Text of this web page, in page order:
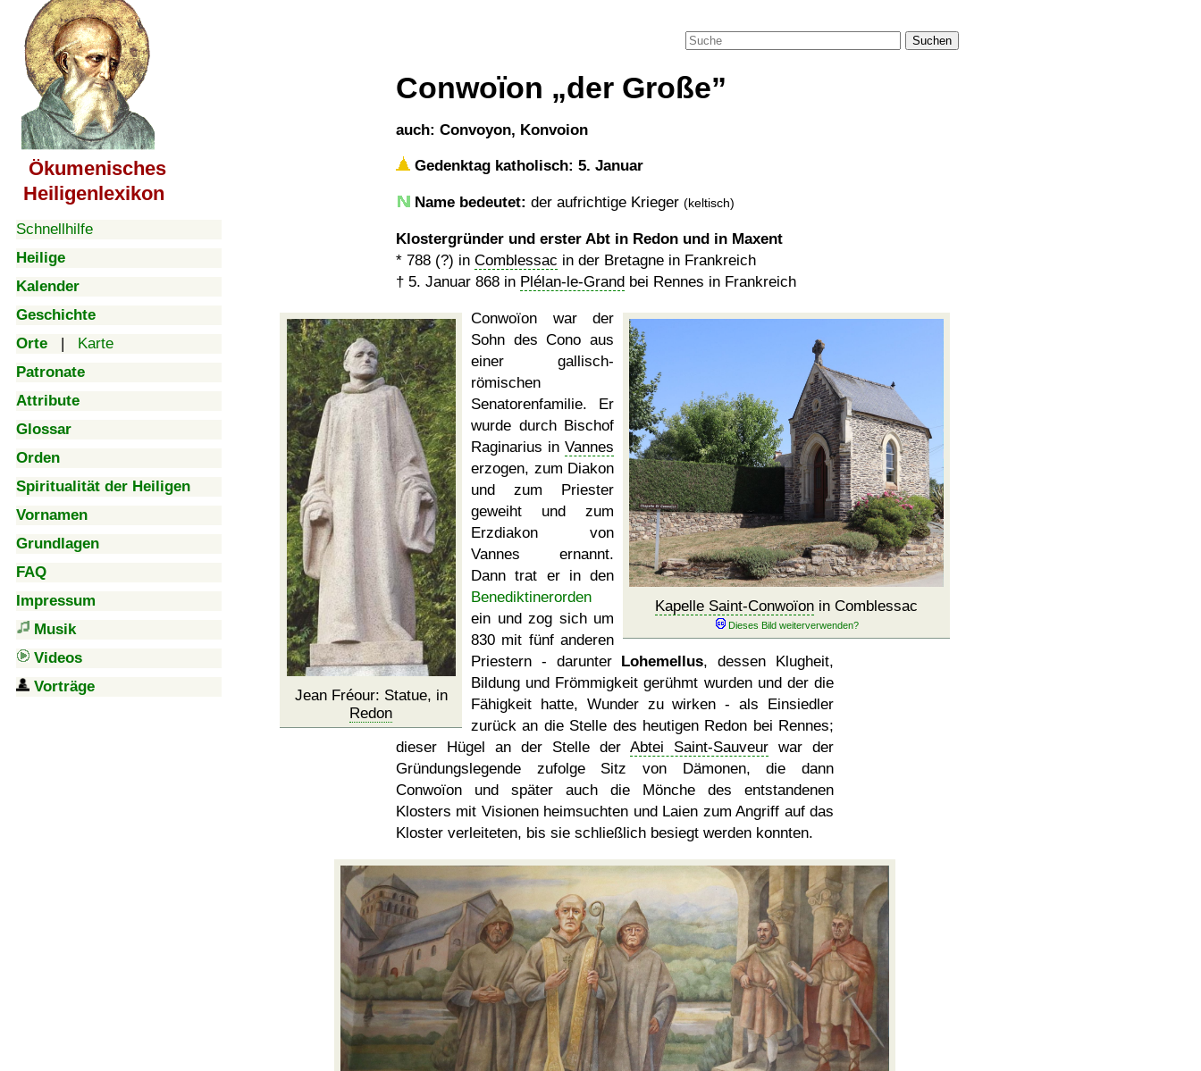
Ökumenisches
Heiligenlexikon
Schnellhilfe
Heilige
Kalender
Geschichte
Orte | Karte
Patronate
Attribute
Glossar
Orden
Spiritualität der Heiligen
Vornamen
Grundlagen
FAQ
Impressum
Musik
Videos
Vorträge
Suchen
Conwoïon der Große
auch: Convoyon, Konvoion
Gedenktag katholisch: 5. Januar
Name bedeutet: der aufrichtige Krieger (keltisch)
Klostergründer und erster Abt in Redon und in Maxent
* 788 (?) in Comblessac in der Bretagne in Frankreich
† 5. Januar 868 in Plélan-le-Grand bei Rennes in Frankreich
Jean Fréour: Statue, in
Redon
Kapelle Saint-Conwoïon in Comblessac
Conwoïon war der
Sohn des Cono aus
einer gallisch-
römischen
Senatorenfamilie. Er
wurde durch Bischof
Raginarius in Vannes
erzogen, zum Diakon
und zum Priester
geweiht und zum
Erzdiakon von
Vannes ernannt.
Dann trat er in den
Benediktinerorden
ein und zog sich um
830 mit fünf anderen
Priestern - darunter Lohemellus, dessen Klugheit,
Bildung und Frömmigkeit gerühmt wurden und der die
Fähigkeit hatte, Wunder zu wirken - als Einsiedler
zurück an die Stelle des heutigen Redon bei Rennes;
dieser Hügel an der Stelle der Abtei Saint-Sauveur war der
Gründungslegende zufolge Sitz von Dämonen, die dann
Conwoïon und später auch die Mönche des entstandenen
Klosters mit Visionen heimsuchten und Laien zum Angriff auf das
Kloster verleiteten, bis sie schließlich besiegt werden konnten.